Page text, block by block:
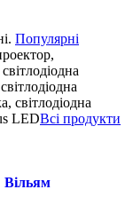
Популярні
світлодіодна
LEDВсі продукти
Вільям